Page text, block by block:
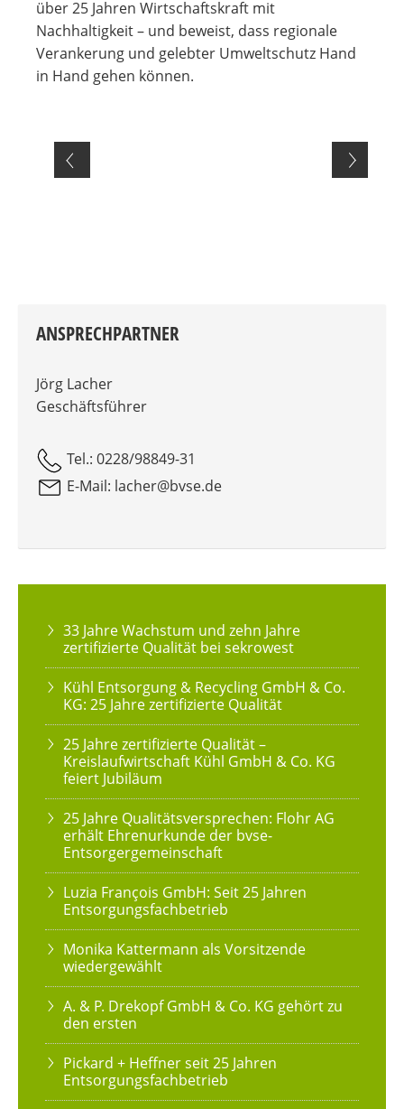
über 25 Jahren Wirtschaftskraft mit
Nachhaltigkeit – und beweist, dass regionale
Verankerung und gelebter Umweltschutz Hand
in Hand gehen können.
ANSPRECHPARTNER
Jörg Lacher
Geschäftsführer
Tel.: 0228/98849-31
E-Mail: lacher@bvse.de
33 Jahre Wachstum und zehn Jahre
zertifizierte Qualität bei sekrowest
Kühl Entsorgung & Recycling GmbH & Co.
KG: 25 Jahre zertifizierte Qualität
25 Jahre zertifizierte Qualität –
Kreislaufwirtschaft Kühl GmbH & Co. KG
feiert Jubiläum
25 Jahre Qualitätsversprechen: Flohr AG
erhält Ehrenurkunde der bvse-
Entsorgergemeinschaft
Luzia François GmbH: Seit 25 Jahren
Entsorgungsfachbetrieb
Monika Kattermann als Vorsitzende
wiedergewählt
A. & P. Drekopf GmbH & Co. KG gehört zu
den ersten
Pickard + Heffner seit 25 Jahren
Entsorgungsfachbetrieb